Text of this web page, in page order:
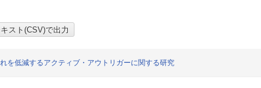
を低減するアクティブ・アウトリガーに関する研究